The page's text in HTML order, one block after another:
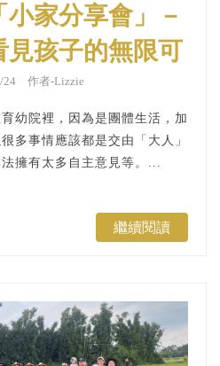
家分享會」－
見孩子的無限可
！
24 作者-Lizzie
幼院裡，因為是團體生活，加
多事情應該都是交由「大人」
擁有太多自主意見等。...
繼續閱讀